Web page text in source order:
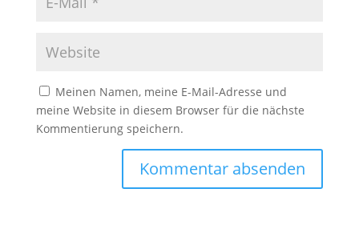
Meinen Namen, meine E-Mail-Adresse und
meine Website in diesem Browser für die nächste
Kommentierung speichern.